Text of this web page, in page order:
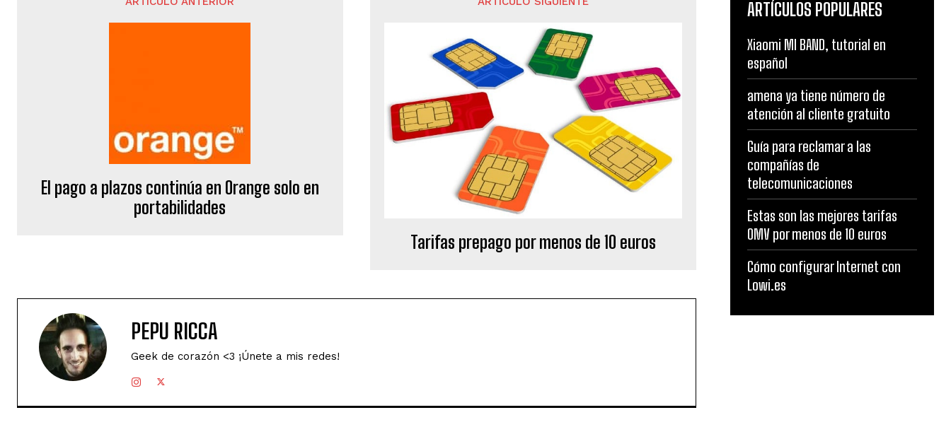
El pago a plazos continúa en Orange solo en
portabilidades
Tarifas prepago por menos de 10 euros
PEPU RICCA
Geek de corazón <3 ¡Únete a mis redes!
ARTÍCULOS POPULARES
Xiaomi MI BAND, tutorial en
español
amena ya tiene número de
atención al cliente gratuito
Guía para reclamar a las
compañías de
telecomunicaciones
Estas son las mejores tarifas
OMV por menos de 10 euros
Cómo configurar Internet con
Lowi.es